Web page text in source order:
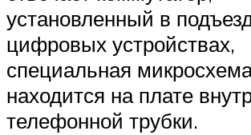
установленный в
цифровых устройствах,
специальная
находится на плате
телефонной трубки.